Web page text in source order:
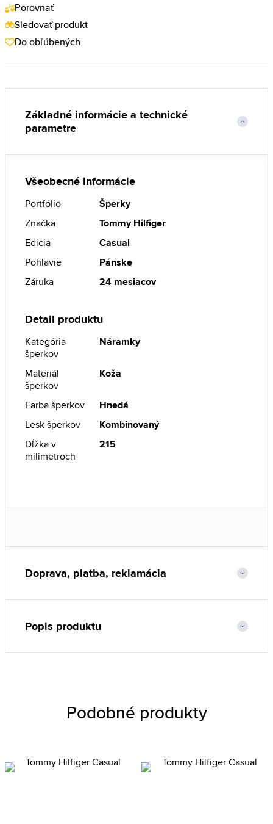
Porovnať
Sledovať produkt
Do obľúbených
Základné informácie a technické
parametre
Všeobecné informácie
Portfólio
Šperky
Značka
Tommy Hilfiger
Edícia
Casual
Pohlavie
Pánske
Záruka
24 mesiacov
Detail produktu
Kategória
šperkov
Náramky
Materiál
šperkov
Koža
Farba šperkov
Hnedá
Lesk šperkov
Kombinovaný
Dĺžka v
milimetroch
215
Doprava, platba, reklamácia
Popis produktu
Podobné produkty